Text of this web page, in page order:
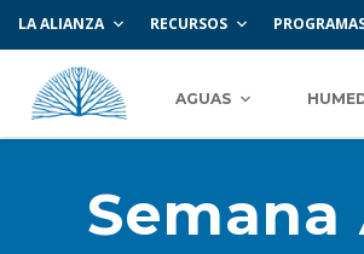
LA ALIANZA RECURSOS
AGUAS
Semana